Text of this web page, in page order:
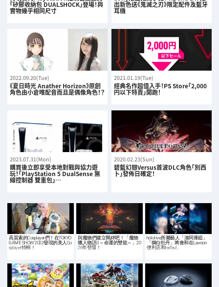
「矽膠收納包 DUALSHOCK」登場！與
實物幾乎相同尺寸
出新色送《鬼滅之刃》限定配件及藍牙
耳機
2022.09.20(Tue)
《夏日時光 Anather Horizon》原創
角色由小倉唯配音而且是偶像角色！？
2021.01.19(Tue)
經典名作超值入手！PS Store「2,000
円以下特賣」開跑！
2023.07.31(Mon)
購買後立即享受本地對戰與協力遊
玩！「PlayStation 5 DualSense 無
線控制器 雙重包」…
2020.02.23(Sun)
碧藍幻想Versus首波DLC角色「別西
卜」發佈日確定！
高質素的Cosplayer們！在TOKYO
GAME SHOW 2022發現的美人Co
splayer特輯！
與魔物們建立羈絆吧！「魔物
獵人物語3 ～命運的雙龍～」20
26年登場！
hololive所屬藝人「湊阿庫婭」
「獅白牡丹」將會和在Lawson
便利店和red bul…